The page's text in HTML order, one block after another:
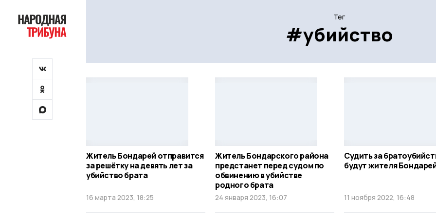
Тег
#убийство
Житель Бондарей отправится
за решётку на девять лет за
убийство брата
16 марта 2023, 18:25
Житель Бондарского района
предстанет перед судом по
обвинению в убийстве
родного брата
24 января 2023, 16:07
Судить за
будут жителя
11 ноября 2022, 16:48